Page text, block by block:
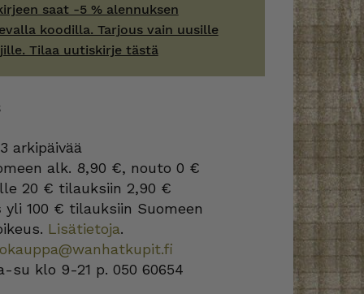
saat -5 % alennuksen
koodilla. Tarjous vain uusille
Tilaa uutiskirje tästä
arkipäivää
alk. 8,90 €, nouto 0 €
20 € tilauksiin 2,90 €
yli 100 € tilauksiin Suomeen
Lisätietoja.
su klo 9-21 p. 050 60654